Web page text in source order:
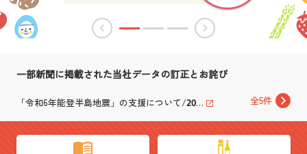
一部新聞に掲載された当社データの訂正とお詫び
「令和2年7月豪雨」に対する義援金の拠出について/
弊社「紅麹色素の使用状況」のご報告/2024.04.11
「令和6年能登半島地震」の支援について/2024.01.18
ブルドックグループSDGsに係る支援活動/2023.08.18
2020.07.29
全5件